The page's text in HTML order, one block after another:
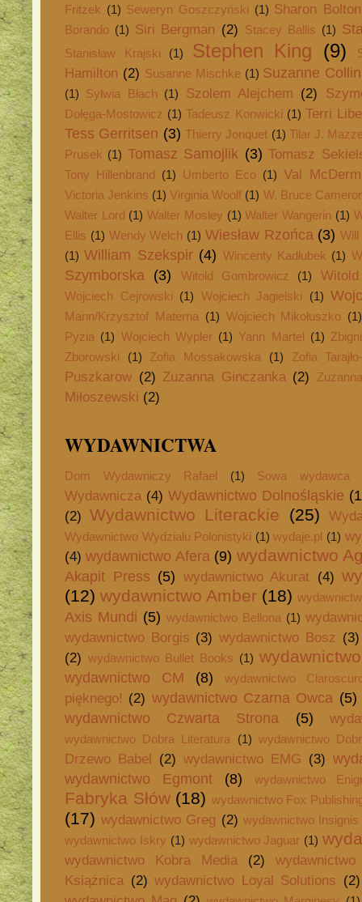
Fritzek (1) Seweryn Goszczyński (1) Sharon Bolton
Borando (1) Siri Bergman (2) Stacey Ballis (1)
Stanisław Krajski (1) Stephen King (9)
Hamilton (2) Susanne Mischke (1) Suzanne
(1) Sylwia Błach (1) Szolem Alejchem (2)
Dołęga-Mostowicz (1) Tadeusz Konwicki (1) Terri
Tess Gerritsen (3) Thierry Jonquet (1) Tilar J.
Prusek (1) Tomasz Samojlik (3) Tomasz
Tony Hillenbrand (1) Umberto Eco (1) Val
Victoria Jenkins (1) Virginia Woolf (1) W. Bruce
Walter Lord (1) Walter Mosley (1) Walter Wangerin (1)
Ellis (1) Wendy Welch (1) Wiesław Rzońca (3) Will
(1) William Szekspir (4) Wincenty Kadłubek (1)
Szymborska (3) Witold Gombrowicz (1)
Wojciech Cejrowski (1) Wojciech Jagielski (1)
Mann/Krzysztof Materna (1) Wojciech Mikołuszko (1)
Pyzia (1) Wojciech Wypler (1) Yann Martel (1)
Zborowski
(1) Zofia Mossakowska (1) Zofia
Puszkarow (2) Zuzanna Ginczanka (2)
Miłoszewski (2)
WYDAWNICTWA
Dom Wydawniczy Rafael (1) Sowa wydawca
Wydawnicza (4) Wydawnictwo Dolnośląskie
(2) Wydawnictwo Literackie (25)
Wydawnictwo Wydziału Polonistyki (1) wydaje.pl (1)
(4) wydawnictwo Afera (9) wydawnictwo
Akapit Press (5) wydawnictwo Akurat (4)
(12) wydawnictwo Amber (18)
Axis Mundi (5) wydawnictwo Bellona (1)
wydawnictwo Borgis (3) wydawnictwo Bosz (3)
(2) wydawnictwo Bullet Books (1)
wydawnictwo CM (8) wydawnictwo
pięknego! (2) wydawnictwo Czarna Owca (5)
wydawnictwo Czwarta Strona
(5)
wydawnictwo Dobra Literatura (1) wydawnictwo
Drzewo Babel (2) wydawnictwo EMG (3)
wydawnictwo Egmont
(8) wydawnictwo
Fabryka Słów (18) wydawnictwo Fox
(17) wydawnictwo Greg (2) wydawnictwo Insignis
wydawnictwo Iskry (1) wydawnictwo Jaguar (1)
wydawnictwo Kobra Media (2)
Książnica (2) wydawnictwo Loyal Solutions (2)